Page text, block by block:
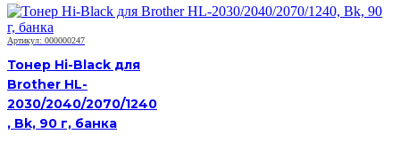
Black,
банка
50г,
пурпурный,
совместимый,
для
TK-
5230M
Артикул: 000000247
Тонер Hi-Black для
Brother HL-
2030/2040/2070/1240
, Bk, 90 г, банка